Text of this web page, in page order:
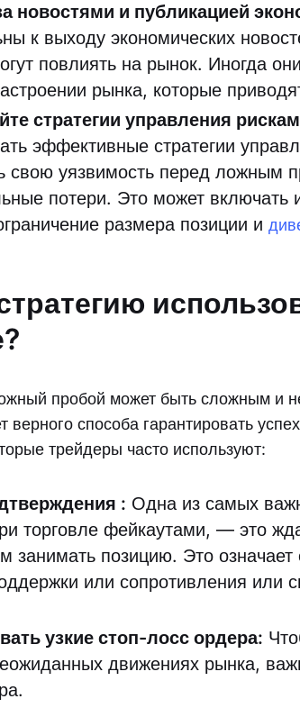
новостями и публикацией
к выходу экономических
повлиять на рынок. Иногда
рынка, которые
стратегии управления
эффективные стратегии
свою уязвимость перед ложным
потери. Это может включать
размера позиции и
пробой может быть сложным и
верного способа гарантировать
трейдеры часто используют:
: Одна из самых
торговле фейкаутами, — это
занимать позицию. Это
или сопротивления или
узкие стоп-лосс ордера:
движениях рынка,